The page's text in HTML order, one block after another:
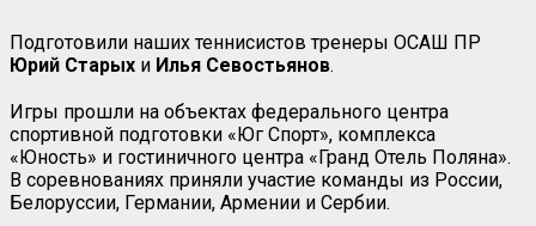
Подготовили наших теннисистов тренеры ОСАШ ПР
Юрий Старых и Илья Севостьянов.
Игры прошли на объектах федерального центра
спортивной подготовки «Юг Спорт», комплекса
«Юность» и гостиничного центра «Гранд Отель Поляна».
В соревнованиях приняли участие команды из России,
Белоруссии, Германии, Армении и Сербии.